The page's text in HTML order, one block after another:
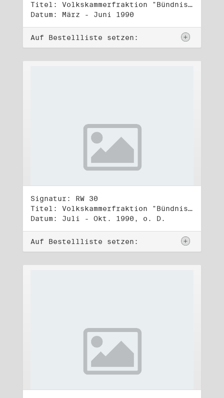
Titel: Volkskammerfraktion "Bündnis 90/Grüne" (1)
Datum: März - Juni 1990
Auf Bestellliste setzen:
Signatur: RW 30
Titel: Volkskammerfraktion "Bündnis 90/Grüne" (2)
Datum: Juli - Okt. 1990, o. D.
Auf Bestellliste setzen: